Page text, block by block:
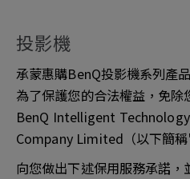
投影機
承蒙惠購BenQ投影機系列產
為了保護您的合法權益，免
BenQ Intelligent Technology
Company Limited（以下簡稱
向您做出下述保用服務承諾